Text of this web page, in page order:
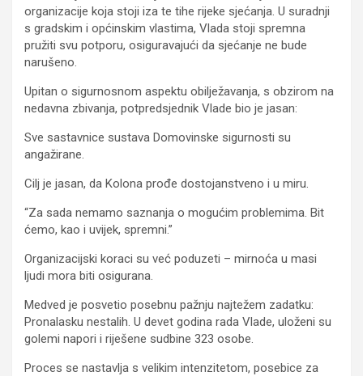
organizacije koja stoji iza te tihe rijeke sjećanja. U suradnji
s gradskim i općinskim vlastima, Vlada stoji spremna
pružiti svu potporu, osiguravajući da sjećanje ne bude
narušeno.
Upitan o sigurnosnom aspektu obilježavanja, s obzirom na
nedavna zbivanja, potpredsjednik Vlade bio je jasan:
Sve sastavnice sustava Domovinske sigurnosti su
angažirane.
Cilj je jasan, da Kolona prođe dostojanstveno i u miru.
“Za sada nemamo saznanja o mogućim problemima. Bit
ćemo, kao i uvijek, spremni.”
Organizacijski koraci su već poduzeti – mirnoća u masi
ljudi mora biti osigurana.
Medved je posvetio posebnu pažnju najtežem zadatku:
Pronalasku nestalih. U devet godina rada Vlade, uloženi su
golemi napori i riješene sudbine 323 osobe.
Proces se nastavlja s velikim intenzitetom, posebice za